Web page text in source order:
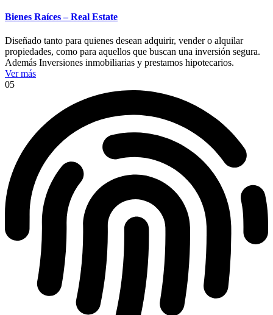
Bienes Raíces – Real Estate
Diseñado tanto para quienes desean adquirir, vender o alquilar
propiedades, como para aquellos que buscan una inversión segura.
Además Inversiones inmobiliarias y prestamos hipotecarios.
Ver más
05